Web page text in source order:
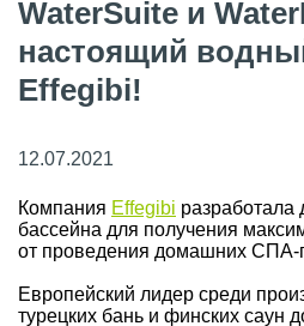
WaterSuite и
настоящий
Effegibi!
12.07.2021
Компания Effegibi разработала
бассейна для получения
от проведения домашних СПА-
Европейский лидер среди
турецких бань и финских саун